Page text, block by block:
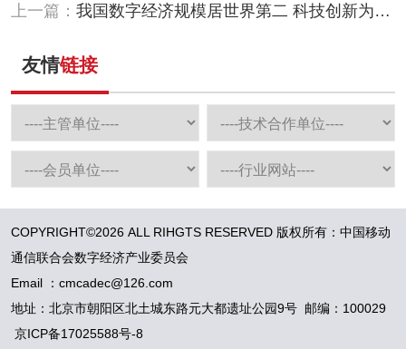
上一篇： 我国数字经济规模居世界第二 科技创新为高
友情链接
COPYRIGHT©2026 ALL RIHGTS RESERVED 版权所有：中国移动
通信联合会数字经济产业委员会
Email ：cmcadec@126.com
地址：北京市朝阳区北土城东路元大都遗址公园9号 邮编：100029
京ICP备17025588号-8